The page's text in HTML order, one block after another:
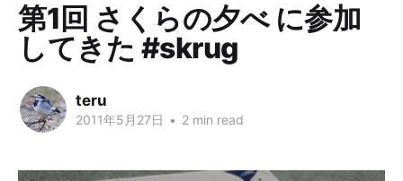
第1回 さくらの夕べ に参加
してきた #skrug
teru
2011年5月27日 • 2 min read